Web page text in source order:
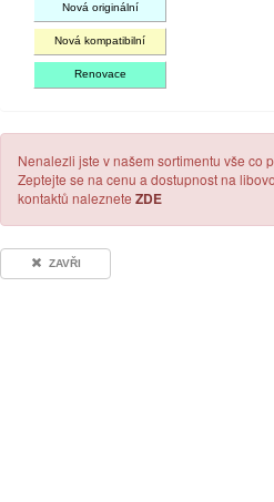
Nová originální
Nová kompatibilní
Renovace
Nenalezli jste v našem sortimentu vše co
Zeptejte se na cenu a dostupnost na
kontaktů naleznete ZDE
ZAVŘI